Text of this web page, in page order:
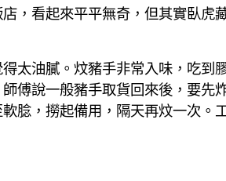
，看起來平平無奇，但其實臥虎
太油膩。炆豬手非常入味，吃到
傅說一般豬手取貨回來後，要先
腍，撈起備用，隔天再炆一次。